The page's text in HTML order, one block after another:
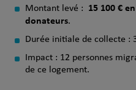
Montant levé : 15 100 €
donateurs.
Durée initiale de collecte :
Impact : 12 personnes
de ce logement.